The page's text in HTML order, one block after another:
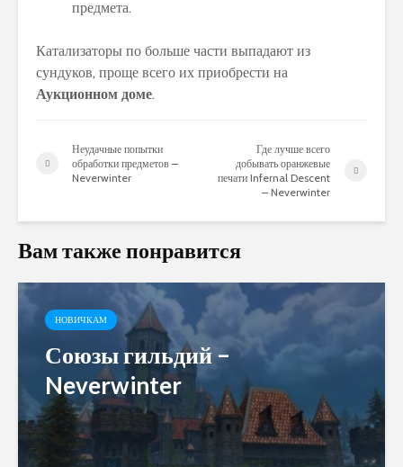
предмета.
Катализаторы по больше части выпадают из
сундуков, проще всего их приобрести на
Аукционном доме.
Неудачные попытки
обработки предметов –
Neverwinter
Где лучше всего
добывать оранжевые
печати Infernal Descent
– Neverwinter
Вам также понравится
НОВИЧКАМ
Союзы гильдий –
Neverwinter